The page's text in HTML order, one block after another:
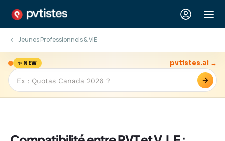
Jeunes Professionnels & VIE
✨ NEW
→
pvtistes.ai →